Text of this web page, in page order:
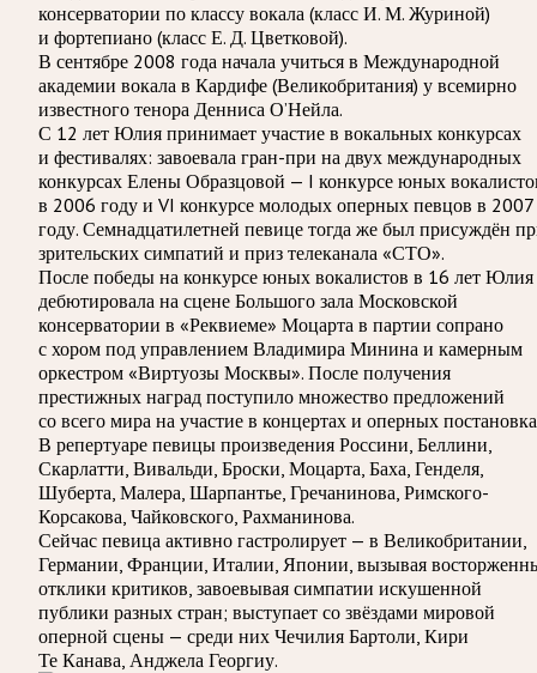
консерватории по классу вокала (класс И. М. Журиной)
и фортепиано (класс Е. Д. Цветковой).
В сентябре 2008 года начала учиться в Международной
академии вокала в Кардифе (Великобритания) у всемирно
известного тенора Денниса О’Нейла.
С 12 лет Юлия принимает участие в вокальных конкурсах
и фестивалях: завоевала гран-при на двух международных
конкурсах Елены Образцовой — I конкурсе юных
в 2006 году и VI конкурсе молодых оперных певцов в 2007
году. Семнадцатилетней певице тогда же был присуждён
зрительских симпатий и приз телеканала «СТО».
После победы на конкурсе юных вокалистов в 16 лет Юлия
дебютировала на сцене Большого зала Московской
консерватории в «Реквиеме» Моцарта в партии сопрано
с хором под управлением Владимира Минина и камерным
оркестром «Виртуозы Москвы». После получения
престижных наград поступило множество предложений
со всего мира на участие в концертах и оперных
В репертуаре певицы произведения Россини, Беллини,
Скарлатти, Вивальди, Броски, Моцарта, Баха, Генделя,
Шуберта, Малера, Шарпантье, Гречанинова, Римского-
Корсакова, Чайковского, Рахманинова.
Сейчас певица активно гастролирует — в Великобритании,
Германии, Франции, Италии, Японии, вызывая
отклики критиков, завоевывая симпатии искушенной
публики разных стран; выступает со звёздами мировой
оперной сцены — среди них Чечилия Бартоли, Кири
Те Канава, Анджела Георгиу.